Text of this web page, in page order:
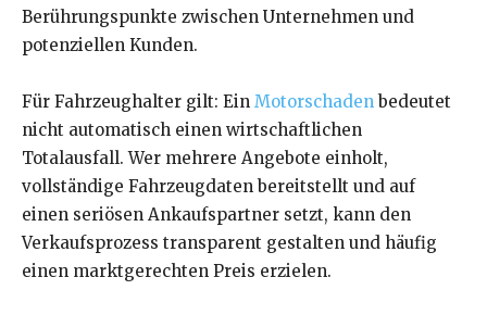
Berührungspunkte zwischen Unternehmen und
potenziellen Kunden.
Für Fahrzeughalter gilt: Ein Motorschaden bedeutet
nicht automatisch einen wirtschaftlichen
Totalausfall. Wer mehrere Angebote einholt,
vollständige Fahrzeugdaten bereitstellt und auf
einen seriösen Ankaufspartner setzt, kann den
Verkaufsprozess transparent gestalten und häufig
einen marktgerechten Preis erzielen.